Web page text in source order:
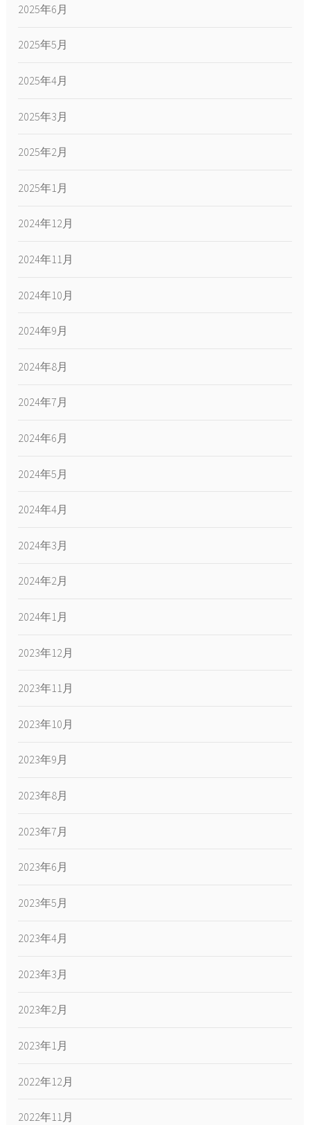
2025年6月
2025年5月
2025年4月
2025年3月
2025年2月
2025年1月
2024年12月
2024年11月
2024年10月
2024年9月
2024年8月
2024年7月
2024年6月
2024年5月
2024年4月
2024年3月
2024年2月
2024年1月
2023年12月
2023年11月
2023年10月
2023年9月
2023年8月
2023年7月
2023年6月
2023年5月
2023年4月
2023年3月
2023年2月
2023年1月
2022年12月
2022年11月